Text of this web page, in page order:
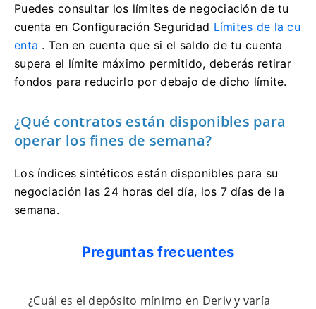
Puedes consultar los límites de negociación de tu
cuenta en Configuración Seguridad Límites de la cu
enta . Ten en cuenta que si el saldo de tu cuenta
supera el límite máximo permitido, deberás retirar
fondos para reducirlo por debajo de dicho límite.
¿Qué contratos están disponibles para
operar los fines de semana?
Los índices sintéticos están disponibles para su
negociación las 24 horas del día, los 7 días de la
semana.
Preguntas frecuentes
¿Cuál es el depósito mínimo en Deriv y varía